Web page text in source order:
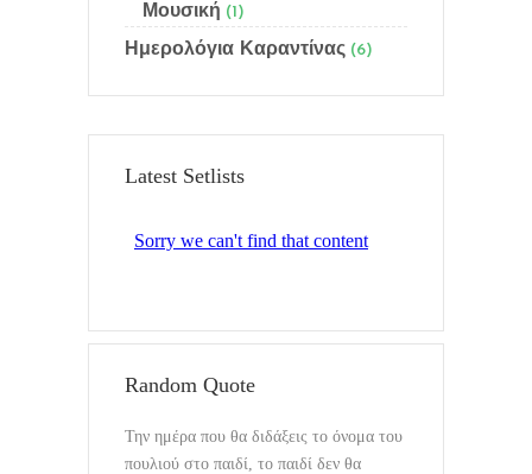
Μουσική (1)
Ημερολόγια Καραντίνας (6)
Latest Setlists
Random Quote
Την ημέρα που θα διδάξεις το όνομα του
πουλιού στο παιδί, το παιδί δεν θα
Email Subscription
Αναζήτηση
Τελευταία ημερολόγια
Mixin Colors